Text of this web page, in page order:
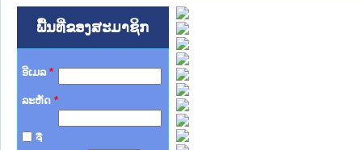
ພື້ນທີ່ຂອງສະມາຊິກ
ອີເມລ *
ລະຫັດ *
ຈື່